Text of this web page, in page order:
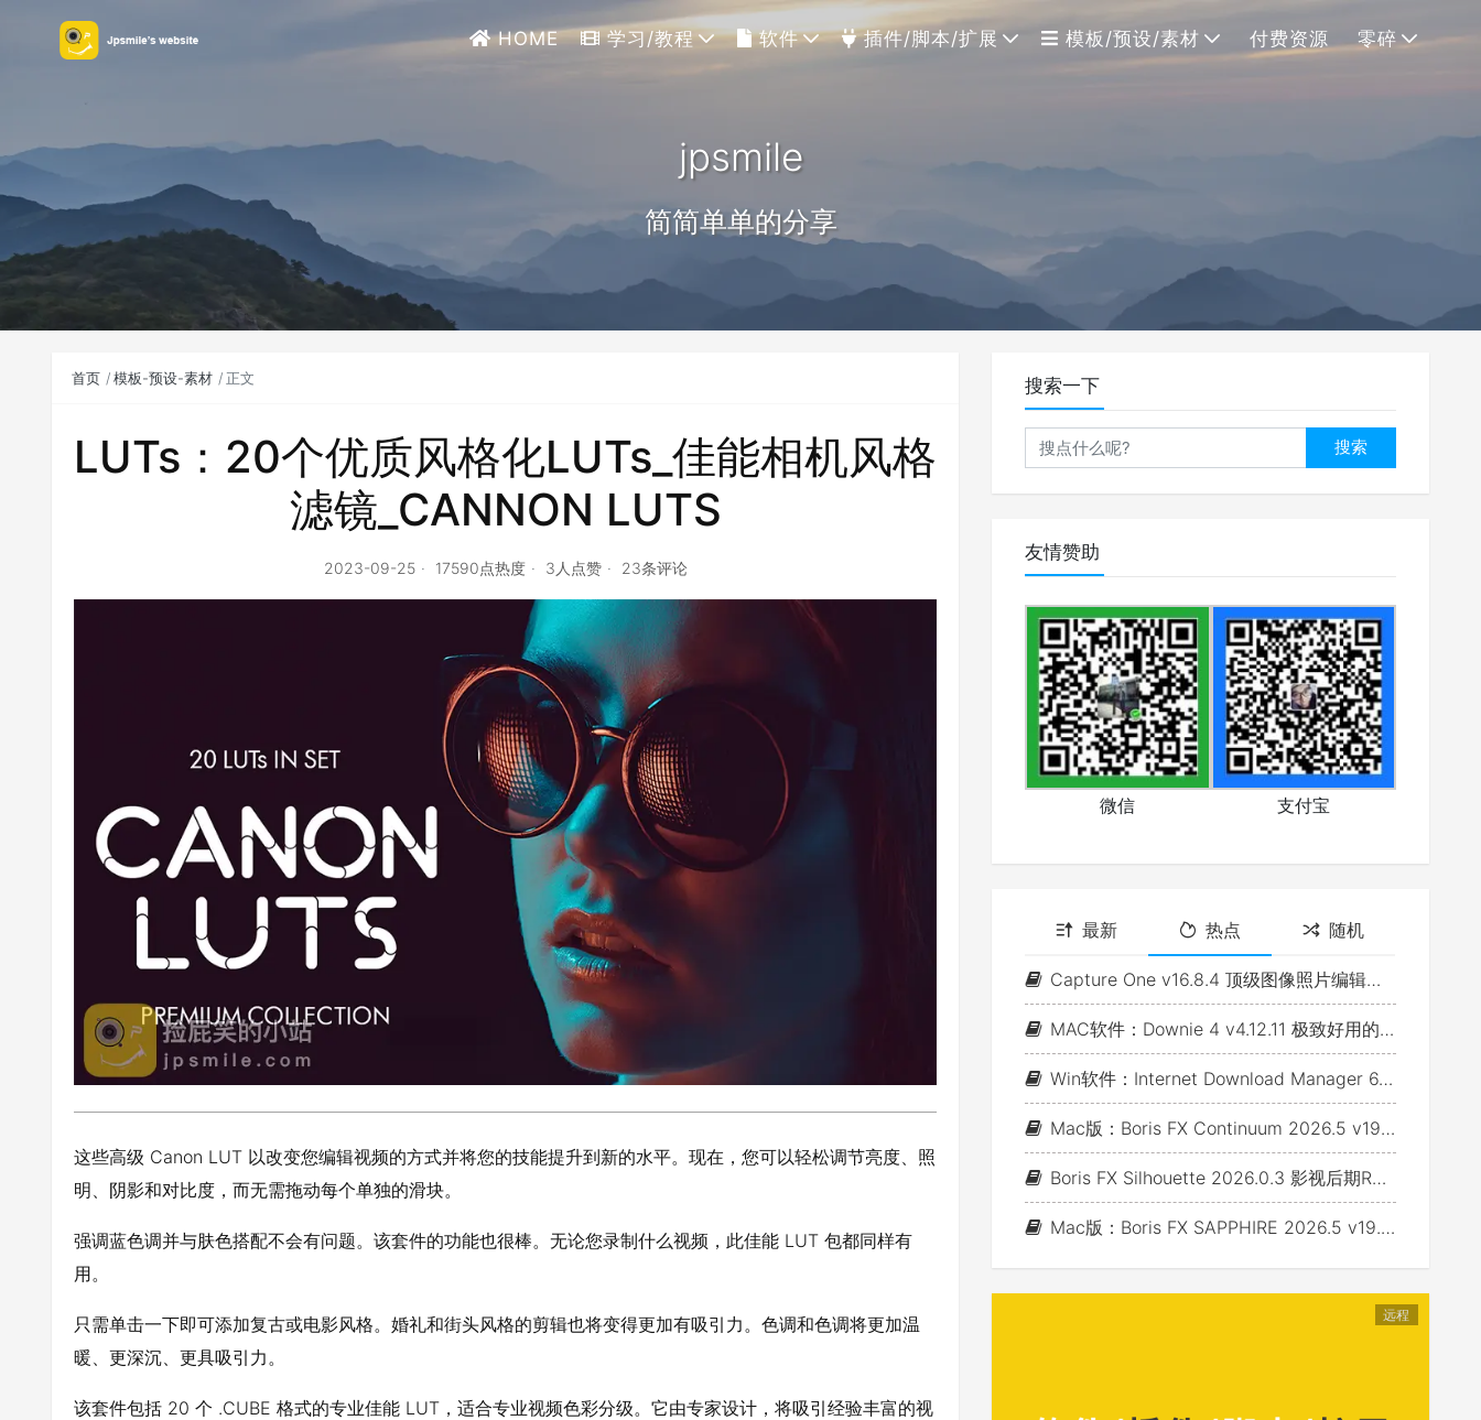
HOME 学习/教程 软件 插件/脚本/扩展 模板/预设/素材 付费资源 零碎
jpsmile
简简单单的分享
首页 模板-预设-素材 正文
LUTs：20个优质风格化LUTs_佳能相机风格
滤镜_CANNON LUTS
2023-09-25 17590点热度 3人点赞 23条评论
这些高级 Canon LUT 以改变您编辑视频的方式并将您的技能提升到新的水平。现在，您可以轻松调节亮度、照
明、阴影和对比度，而无需拖动每个单独的滑块。
强调蓝色调并与肤色搭配不会有问题。该套件的功能也很棒。无论您录制什么视频，此佳能 LUT 包都同样有
用。
只需单击一下即可添加复古或电影风格。婚礼和街头风格的剪辑也将变得更加有吸引力。色调和色调将更加温
暖、更深沉、更具吸引力。
该套件包括 20 个 .CUBE 格式的专业佳能 LUT，适合专业视频色彩分级。它由专家设计，将吸引经验丰富的视
搜索一下
搜索
友情赞助
微信 支付宝
最新 热点 随机
Capture One v16.8.4 顶级图像照片编辑软件(Win&Mac)
MAC软件：Downie 4 v4.12.11 极致好用的视频下载利器
Win软件：Internet Download Manager 6.43 Build 7 - 网络资源下载神器IDM_支持下载各类网站视音频
Mac版：Boris FX Continuum 2026.5 v19.5.4_BCC视频特效及转场套装 For AE/PR/FCP/Motion/Avid/OFX(Fusion/ Resolve/Nukex等)
Boris FX Silhouette 2026.0.3 影视后期Roto抠像Paint视效合成软件+Adobe/OFX插件 (Win&Mac&Linux)
Mac版：Boris FX SAPPHIRE 2026.5 v19.5 蓝宝石视效插件_For AE/PR/Avid/OFX(Nuke/Resolve/Fusion等)
远程